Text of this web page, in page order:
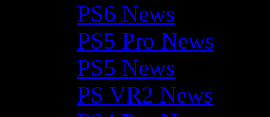
PS6 News
PS5 Pro News
PS5 News
PS VR2 News